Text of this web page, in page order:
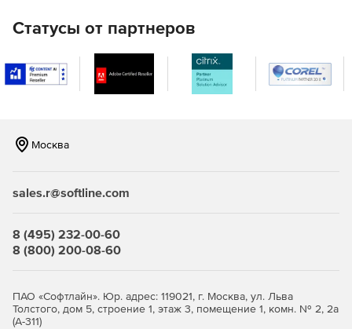
Статусы от партнеров
Москва
sales.r@softline.com
8 (495) 232-00-60
8 (800) 200-08-60
ПАО «Софтлайн». Юр. адрес: 119021, г. Москва, ул. Льва
Толстого, дом 5, строение 1, этаж 3, помещение 1, комн. № 2, 2а
(А-311)